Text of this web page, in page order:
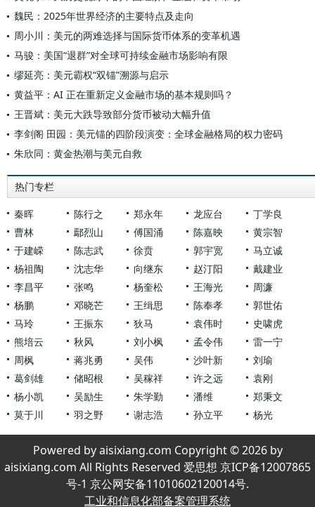
魏民：2025年世界经济的主要特点及走向
周小川：美元的两难选择与国际货币体系的变革机遇
马骏：美国“退群”对全球可持续金融市场影响有限
缪延亮：美元霸权“双锚”溯源与启示
黄益平：AI 正在重新定义金融市场的基本规则吗？
王晋斌：美元大跌导致部分货币被动大幅升值
李剑阁 田园：美元锚的四阶段演变：全球金融格局的权力密码
朱欣同：黄金热潮与美元自救
热门专栏
秦晖 陈行之 郑永年 龙应台
丁学良
曹林
鄢烈山 傅国涌 陈嘉映
黄宗智
于建嵘
陈志武 徐贲 郭宇宽
马立诚
杨祖陶
沈志华 向继东 赵汀阳
戴建业
李昌平
张鸣 杨奎松 王海光
周濂
杨鹏
邓晓芒 王缉思 陈奉孝
郭世佑
马玲
王振东 狄马 袁伟时
史啸虎
熊培云
秋风 刘小枫 孟令伟
雷一宁
周枫
蒋兆勇 吴伟 沙叶新
刘瑜
葛剑雄
储昭根 吴稼祥 许之远
袁刚
杨小凯
吴励生 朱学勤 潘维
郑秉文
莫于川
羽之野 谢志浩 孙立平 杨光
Powered by aisixiang.com Copyright © 2026 by
aisixiang.com All Rights Reserved 爱思想 京ICP备12007865
号-1 京公网安备11010602120014号.
工业和信息化部备案管理系统